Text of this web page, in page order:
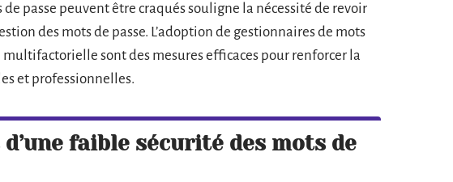
passe peuvent être craqués souligne la nécessité de revoir
des mots de passe. L’adoption de gestionnaires de mots
sont des mesures efficaces pour renforcer la
et professionnelles.
d’une faible sécurité des mots de